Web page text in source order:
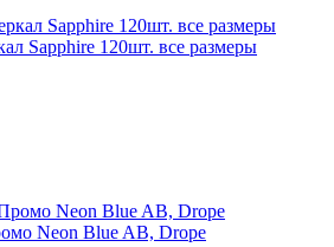
Sapphire 120шт. все размеры
Neon Blue AB, Drope